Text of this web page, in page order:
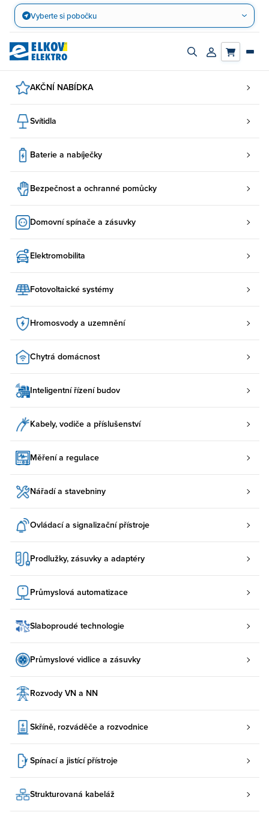
Přejít
obsah
Vyberte si pobočku
Zapnout/vypnout
Přihlásit/
AKČNÍ NABÍDKA
Svítidla
Baterie a nabíječky
Bezpečnost a ochranné pomůcky
Domovní spínače a zásuvky
Elektromobilita
Fotovoltaické systémy
Hromosvody a uzemnění
Chytrá domácnost
Inteligentní řízení budov
Kabely, vodiče a příslušenství
Měření a regulace
Nářadí a stavebniny
Ovládací a signalizační přístroje
Prodlužky, zásuvky a adaptéry
Průmyslová automatizace
Slaboproudé technologie
Průmyslové vidlice a zásuvky
Rozvody VN a NN
Skříně, rozváděče a rozvodnice
Spínací a jistící přístroje
Strukturovaná kabeláž